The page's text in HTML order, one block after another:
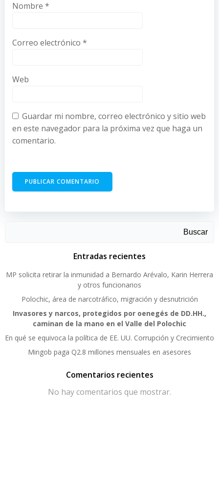
Nombre *
Correo electrónico *
Web
Guardar mi nombre, correo electrónico y sitio web
en este navegador para la próxima vez que haga un
comentario.
Buscar
Entradas recientes
MP solicita retirar la inmunidad a Bernardo Arévalo, Karin Herrera
y otros funcionarios
Polochic, área de narcotráfico, migración y desnutrición
Invasores y narcos, protegidos por oenegés de DD.HH.,
caminan de la mano en el Valle del Polochic
En qué se equivoca la política de EE. UU. Corrupción y Crecimiento
Mingob paga Q2.8 millones mensuales en asesores
Comentarios recientes
No hay comentarios que mostrar.